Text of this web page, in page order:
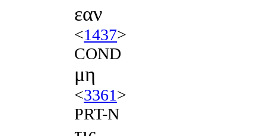
εαν
<1437>
COND
μη
<3361>
PRT-N